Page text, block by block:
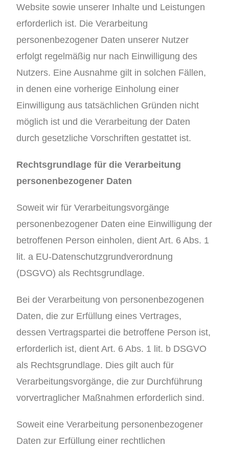
Website sowie unserer Inhalte und Leistungen
erforderlich ist. Die Verarbeitung
personenbezogener Daten unserer Nutzer
erfolgt regelmäßig nur nach Einwilligung des
Nutzers. Eine Ausnahme gilt in solchen Fällen,
in denen eine vorherige Einholung einer
Einwilligung aus tatsächlichen Gründen nicht
möglich ist und die Verarbeitung der Daten
durch gesetzliche Vorschriften gestattet ist.
Rechtsgrundlage für die Verarbeitung
personenbezogener Daten
Soweit wir für Verarbeitungsvorgänge
personenbezogener Daten eine Einwilligung der
betroffenen Person einholen, dient Art. 6 Abs. 1
lit. a EU-Datenschutzgrundverordnung
(DSGVO) als Rechtsgrundlage.
Bei der Verarbeitung von personenbezogenen
Daten, die zur Erfüllung eines Vertrages,
dessen Vertragspartei die betroffene Person ist,
erforderlich ist, dient Art. 6 Abs. 1 lit. b DSGVO
als Rechtsgrundlage. Dies gilt auch für
Verarbeitungsvorgänge, die zur Durchführung
vorvertraglicher Maßnahmen erforderlich sind.
Soweit eine Verarbeitung personenbezogener
Daten zur Erfüllung einer rechtlichen